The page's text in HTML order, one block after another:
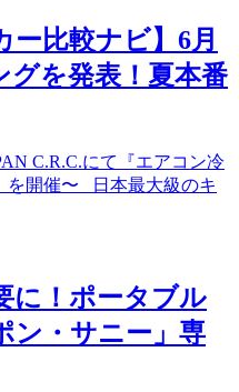
ー比較ナビ】6月
グを発表！夏本番
C.R.C.にて『エアコン冷
を開催〜 日本最大級のキ
に！ポータブル
ン・サニー」専